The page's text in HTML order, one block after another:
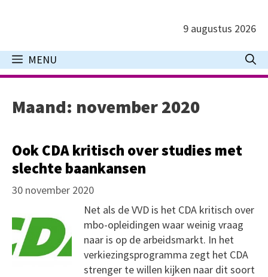
inhoud
9 augustus 2026
MENU
Maand: november 2020
Ook CDA kritisch over studies met
slechte baankansen
30 november 2020
Net als de VVD is het CDA kritisch over
mbo-opleidingen waar weinig vraag
naar is op de arbeidsmarkt. In het
verkiezingsprogramma zegt het CDA
strenger te willen kijken naar dit soort